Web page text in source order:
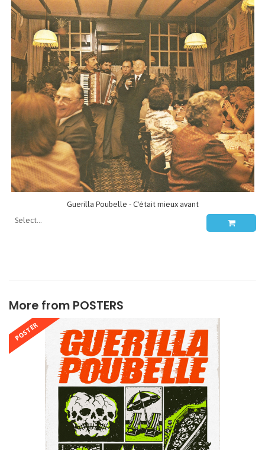
Guerilla Poubelle - C'était mieux avant
More from POSTERS
POSTER